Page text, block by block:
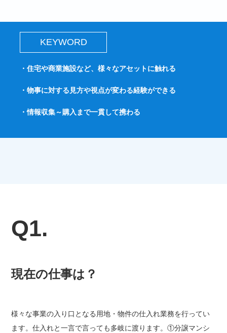
KEYWORD
・住宅や商業施設など、様々なアセットに触れる
・物事に対する見方や視点が変わる経験ができる
・情報収集～購入まで一貫して携わる
Q1.
現在の仕事は？
様々な事業の入り口となる用地・物件の仕入れ業務を行ってい
ます。仕入れと一言で言っても多岐に渡ります。①分譲マンシ